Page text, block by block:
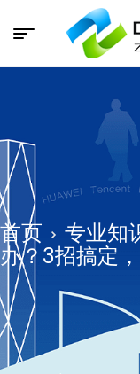
首页 专业知
办？3招搞定